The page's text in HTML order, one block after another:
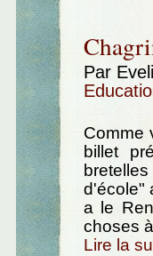
Par
Comme
billet
d'école"
a le
choses
Lire la